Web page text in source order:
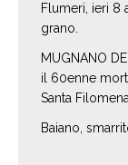
Flumeri, ieri 8
grano.
MUGNANO
il 60enne
Santa
Baiano,